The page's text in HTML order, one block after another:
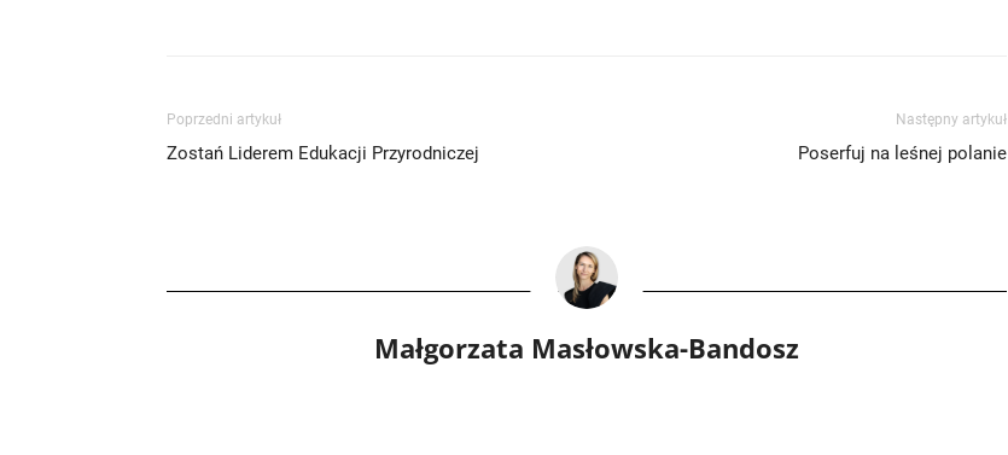
Poprzedni artykuł
Zostań Liderem Edukacji Przyrodniczej
Następny artykuł
Poserfuj na leśnej polanie
Małgorzata Masłowska-Bandosz